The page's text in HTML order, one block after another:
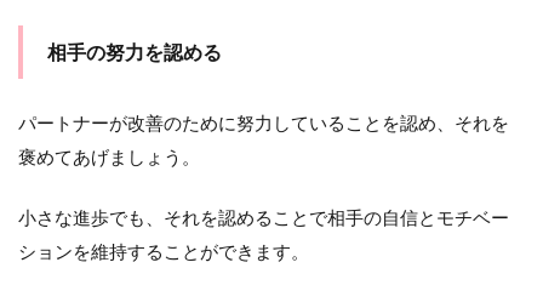
相手の努力を認める
パートナーが改善のために努力していることを認め、それを
褒めてあげましょう。
小さな進歩でも、それを認めることで相手の自信とモチベー
ションを維持することができます。